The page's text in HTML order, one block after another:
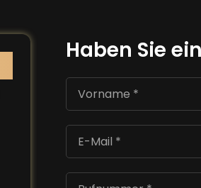
Haben Sie